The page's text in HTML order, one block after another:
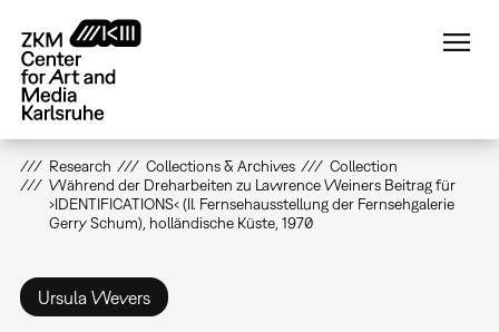
main
content
Research Collections & Archives
Collection
Während der Dreharbeiten zu Lawrence Weiners Beitrag für
›IDENTIFICATIONS‹ (II. Fernsehausstellung der Fernsehgalerie
Gerry Schum), holländische Küste, 1970
Ursula Wevers